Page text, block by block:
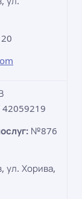
№876
ул. Хорива,